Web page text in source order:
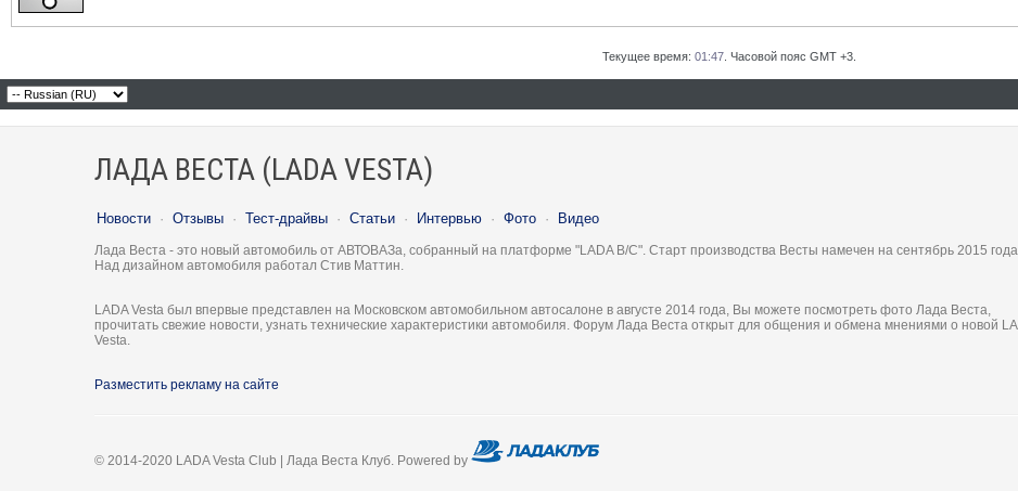
Текущее время: 01:47 . Часовой пояс GMT +3.
ЛАДА ВЕСТА (LADA VESTA)
Новости · Отзывы · Тест-драйвы · Статьи · Интервью · Фото · Видео
Лада Веста - это новый автомобиль от АВТОВАЗа, собранный на платформе "LADA B/C". Старт производства Весты намечен на сентябрь 2015
Над дизайном автомобиля работал Стив Маттин.
LADA Vesta был впервые представлен на Московском автомобильном автосалоне в августе 2014 года, Вы можете посмотреть фото Лада Веста,
прочитать свежие новости, узнать технические характеристики автомобиля. Форум Лада Веста открыт для общения и обмена мнениями о новой
Vesta.
Разместить рекламу на сайте
© 2014-2020 LADA Vesta Club | Лада Веста Клуб. Powered by